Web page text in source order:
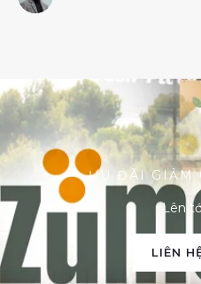
ƯU ĐÃI GIẢM
Lên
LIÊN